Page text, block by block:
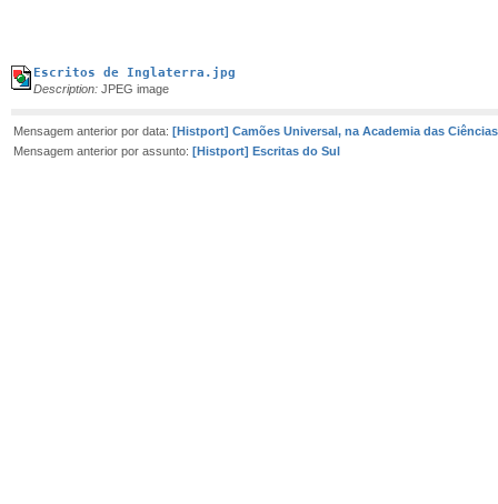
Escritos de Inglaterra.jpg
Description: JPEG image
Mensagem anterior por data: [Histport] Camões Universal, na Academia das
Mensagem anterior por assunto: [Histport] Escritas do Sul